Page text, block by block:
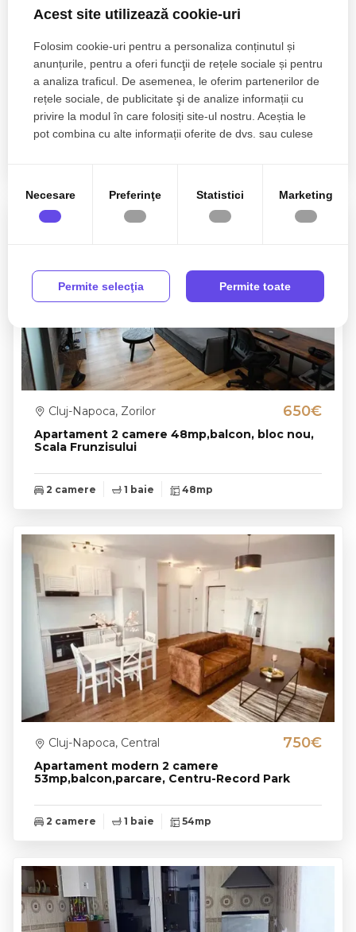
Apartament modern 2 camere 40mp,Andrei
Muresanu Sud, zona Sigma
Cluj-Napoca, Andrei Muresanu 599€
Apartament 2 camere 48mp,balcon, bloc nou,
Scala Frunzisului
Cluj-Napoca, Zorilor 650€
2 camere 1 baie 48mp
Apartament modern 2 camere
53mp,balcon,parcare, Centru-Record Park
Cluj-Napoca, Central 750€
2 camere 1 baie 54mp
Acest site utilizează cookie-uri
Folosim cookie-uri pentru a personaliza conținutul și
anunțurile, pentru a oferi funcţii de rețele sociale și pentru
a analiza traficul. De asemenea, le oferim partenerilor de
rețele sociale, de publicitate şi de analize informații cu
privire la modul în care folosiți site-ul nostru. Aceștia le
pot combina cu alte informații oferite de dvs. sau culese
Necesare Preferinţe Statistici Marketing
Permite selecţia Permite toate